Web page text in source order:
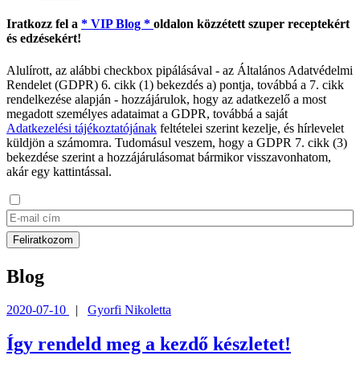
Iratkozz fel a * VIP Blog * oldalon közzétett szuper receptekért
és edzésekért!
Alulírott, az alábbi checkbox pipálásával - az Általános Adatvédelmi
Rendelet (GDPR) 6. cikk (1) bekezdés a) pontja, továbbá a 7. cikk
rendelkezése alapján - hozzájárulok, hogy az adatkezelő a most
megadott személyes adataimat a GDPR, továbbá a saját
Adatkezelési tájékoztatójának feltételei szerint kezelje, és hírlevelet
küldjön a számomra. Tudomásul veszem, hogy a GDPR 7. cikk (3)
bekezdése szerint a hozzájárulásomat bármikor visszavonhatom,
akár egy kattintással.
Blog
2020-07-10 | Gyorfi Nikoletta
Így rendeld meg a kezdő készletet!